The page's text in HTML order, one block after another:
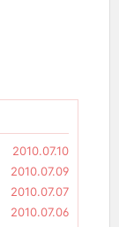
2010.07.10
2010.07.09
2010.07.07
2010.07.06